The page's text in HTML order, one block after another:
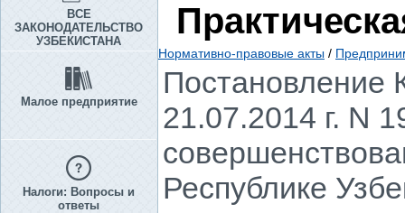
ВСЕ
ЗАКОНОДАТЕЛЬСТВО
УЗБЕКИСТАНА
Малое предприятие
Налоги: Вопросы и
ответы
Нормативно-правовые акты /
Постановление
21.07.2014 г. N
Республике